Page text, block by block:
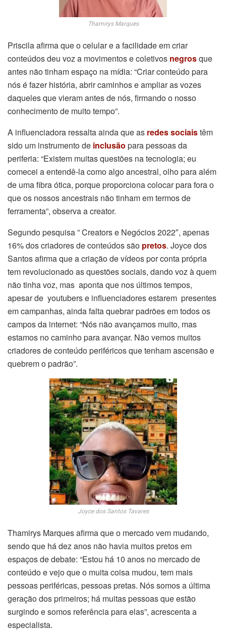
Thamirys Marques
Priscila afirma que o celular e a facilidade em criar
conteúdos deu voz a movimentos e coletivos negrosque
antes não tinham espaço na mídia: “Criar conteúdo para
nós é fazer história, abrir caminhos e ampliar as vozes
daqueles que vieram antes de nós, firmando o nosso
conhecimento de muito tempo”.
A influenciadora ressalta ainda queas redes sociaistêm
sido um instrumento de inclusão para pessoas da
periferia: “Existem muitas questões na tecnologia; eu
comecei a entendê-la como algo ancestral, olho para além
de uma fibra ótica, porque proporciona colocar para fora o
que os nossos ancestrais não tinham em termos de
ferramenta”, observa a creator.
Segundo pesquisa ” Creators e Negócios 2022″, apenas
16% dos criadores de conteúdos são pretos. Joyce dos
Santos afirma que a criação de vídeos por conta própria
tem revolucionado as questões sociais, dando voz à quem
não tinha voz, mas aponta que nos últimos tempos,
apesar de youtubers e influenciadores estarem presentes
em campanhas, ainda falta quebrar padrões em todos os
campos da internet: “Nós não avançamos muito, mas
estamos no caminho para avançar. Não vemos muitos
criadores de conteúdo periféricos que tenham ascensão e
quebrem o padrão”.
Joyce dos Santos Tavares
Thamirys Marques afirma que o mercado vem mudando,
sendo que há dez anos não havia muitos pretosem
espaços de debate: “Estou há 10 anos no mercado de
conteúdo e vejo que o muita coisa mudou, tem mais
pessoas periféricas, pessoas pretas. Nós somos a última
geração dos primeiros; há muitas pessoas que estão
surgindo e somos referência para elas”, acrescenta a
especialista.